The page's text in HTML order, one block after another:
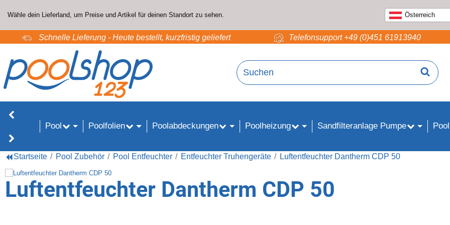
Wähle dein Lieferland, um Preise und Artikel für deinen Standort zu sehen. Österreich
Schnelle Lieferung - Heute bestellt, kurzfristig geliefert Telefonsupport +49 (0)451 61913940
Pool Poolfolien Poolabdeckungen Poolheizung Sandfilteranlage Pumpe
Startseite Pool Zubehör Pool Entfeuchter Entfeuchter Truhengeräte Luftentfeuchter Dantherm CDP 50
Luftentfeuchter Dantherm CDP 50